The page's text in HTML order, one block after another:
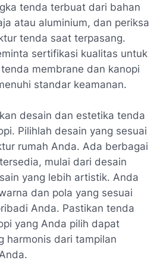
tenda terbuat dari bahan
atau aluminium, dan periksa
tenda saat terpasang.
sertifikasi kualitas untuk
membrane dan kanopi
standar keamanan.
desain dan estetika tenda
Pilihlah desain yang sesuai
rumah Anda. Ada berbagai
mulai dari desain
yang lebih artistik. Anda
dan pola yang sesuai
Anda. Pastikan tenda
yang Anda pilih dapat
harmonis dari tampilan